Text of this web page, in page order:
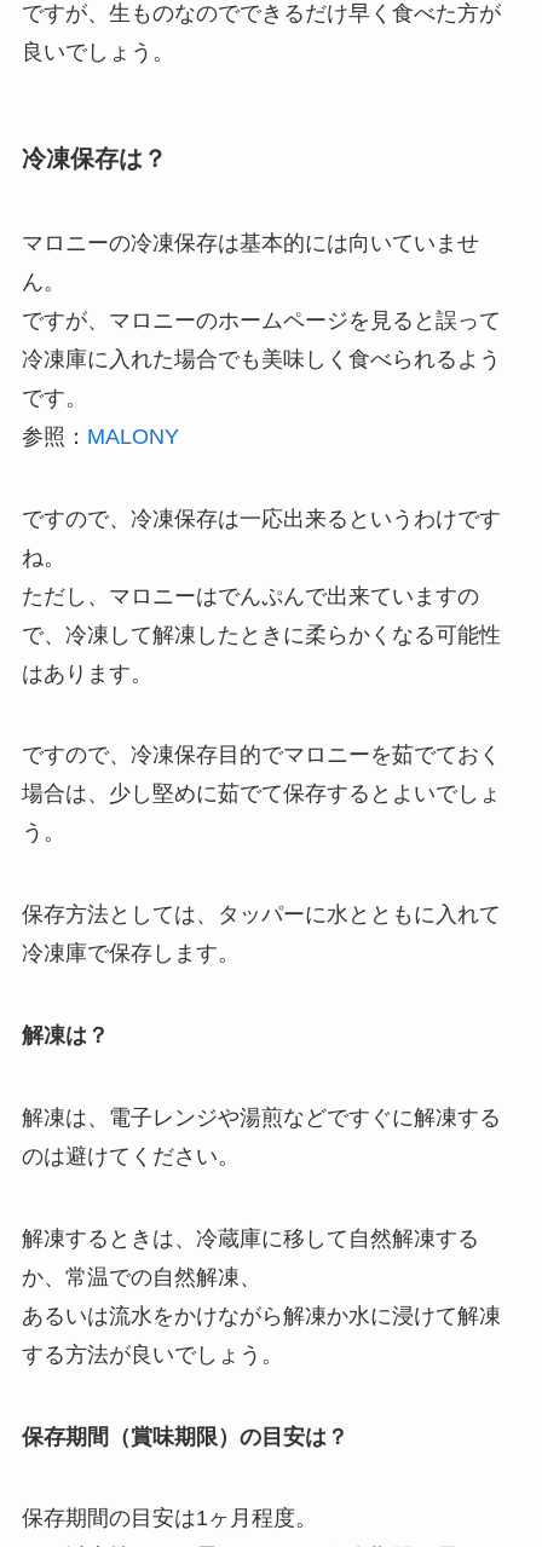
ですが、生ものなのでできるだけ早く食べた方が
良いでしょう。
冷凍保存は？
マロニーの冷凍保存は基本的には向いていませ
ん。
ですが、マロニーのホームページを見ると誤って
冷凍庫に入れた場合でも美味しく食べられるよう
です。
参照： MALONY
ですので、冷凍保存は一応出来るというわけです
ね。
ただし、マロニーはでんぷんで出来ていますの
で、冷凍して解凍したときに柔らかくなる可能性
はあります。
ですので、冷凍保存目的でマロニーを茹でておく
場合は、少し堅めに茹でて保存するとよいでしょ
う。
保存方法としては、タッパーに水とともに入れて
冷凍庫で保存します。
解凍は？
解凍は、電子レンジや湯煎などですぐに解凍する
のは避けてください。
解凍するときは、冷蔵庫に移して自然解凍する
か、常温での自然解凍、
あるいは流水をかけながら解凍か水に浸けて解凍
する方法が良いでしょう。
保存期間（賞味期限）の目安は？
保存期間の目安は1ヶ月程度。